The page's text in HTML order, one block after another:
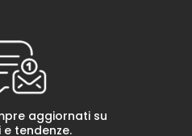
aggiornati su
tendenze.